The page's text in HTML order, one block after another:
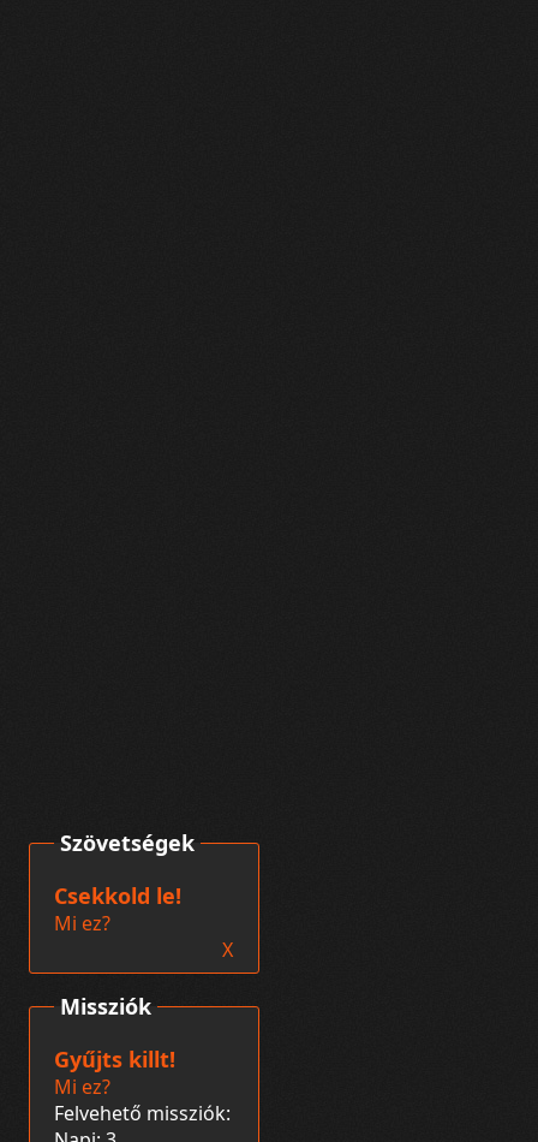
Missziók
Gyűjts killt!
Mi ez?
Felvehető missziók:
Szövetségek
Csekkold le!
Mi ez?
X